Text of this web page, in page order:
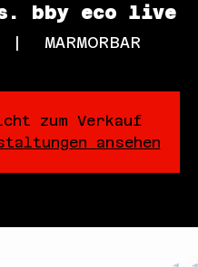
bby eco live
|
MARMORBAR
zum Verkauf
ansehen